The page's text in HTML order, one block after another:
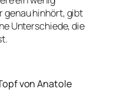
genau hinhört, gibt
Unterschiede, die
von Anatole